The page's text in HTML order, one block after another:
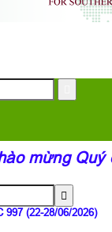
mừng Quý
997 (22-28/06/2026)